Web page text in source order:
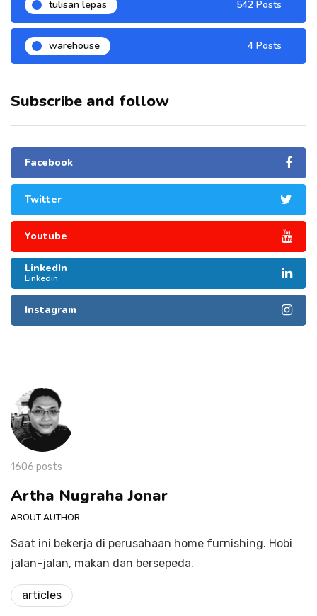
tulisan lepas 542 Posts
warehouse 4 Posts
Subscribe and follow
Facebook
Twitter
Youtube
LinkedIn
Linkedin
Instagram
1606 posts
Artha Nugraha Jonar
ABOUT AUTHOR
Saat ini bekerja di perusahaan home furnishing. Hobi
jalan-jalan, makan dan bersepeda.
articles